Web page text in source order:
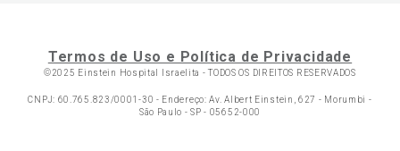
Termos de Uso e Política de Privacidade
©2025 Einstein Hospital Israelita -TODOS OS DIREITOS RESERVADOS
CNPJ: 60.765.823/0001-30 - Endereço: Av. Albert Einstein, 627 - Morumbi -
São Paulo - SP - 05652-000